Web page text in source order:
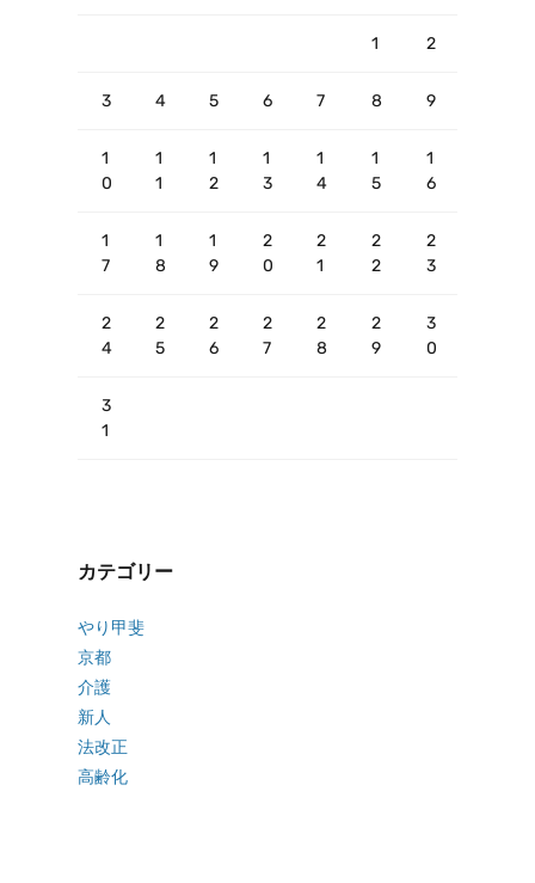
1 2
3 4 5 6 7 8 9
1
0
1
1
1
2
1
3
1
4
1
5
1
6
1
7
1
8
1
9
2
0
2
1
2
2
2
3
2
4
2
5
2
6
2
7
2
8
2
9
3
0
3
1
カテゴリー
やり甲斐
京都
介護
新人
法改正
高齢化